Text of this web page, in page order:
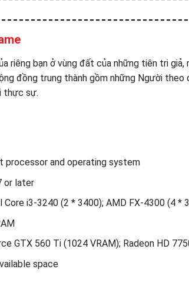
riêng bạn ở vùng đất của những tiên tri
đồng trung thành gồm những Người
thực sự.
processor and operating system
or later
Core i3-3240 (2 * 3400); AMD FX-4300 (4 *
GTX 560 Ti (1024 VRAM); Radeon HD
space